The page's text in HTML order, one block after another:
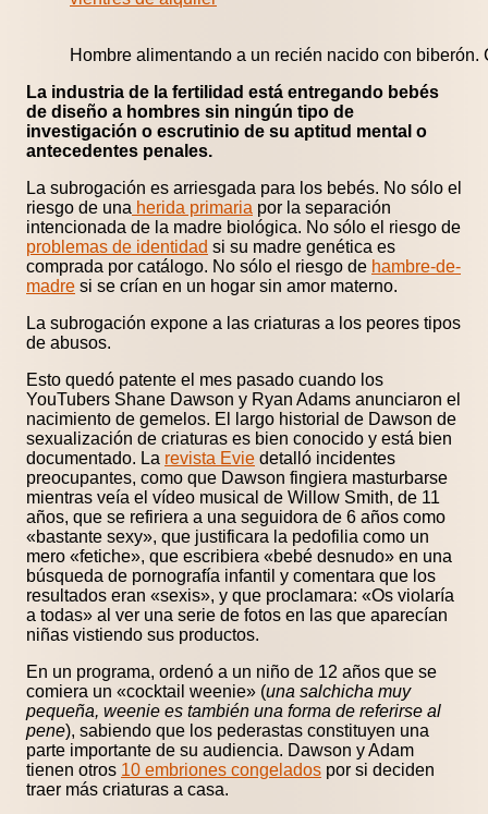
Hombre alimentando a un recién nacido con
La industria de la fertilidad está entregando bebés
de diseño a hombres sin ningún tipo de
investigación o escrutinio de su aptitud mental o
antecedentes penales.
La subrogación es arriesgada para los bebés. No sólo el
riesgo de una herida primaria por la separación
intencionada de la madre biológica. No sólo el riesgo de
problemas de identidad si su madre genética es
comprada por catálogo. No sólo el riesgo de hambre-de-
madre si se crían en un hogar sin amor materno.
La subrogación expone a las criaturas a los peores tipos
de abusos.
Esto quedó patente el mes pasado cuando los
YouTubers Shane Dawson y Ryan Adams anunciaron el
nacimiento de gemelos. El largo historial de Dawson de
sexualización de criaturas es bien conocido y está bien
documentado. La revista Evie detalló incidentes
preocupantes, como que Dawson fingiera masturbarse
mientras veía el vídeo musical de Willow Smith, de 11
años, que se refiriera a una seguidora de 6 años como
«bastante sexy», que justificara la pedofilia como un
mero «fetiche», que escribiera «bebé desnudo» en una
búsqueda de pornografía infantil y comentara que los
resultados eran «sexis», y que proclamara: «Os violaría
a todas» al ver una serie de fotos en las que aparecían
niñas vistiendo sus productos.
En un programa, ordenó a un niño de 12 años que se
comiera un «cocktail weenie» (una salchicha muy
pequeña, weenie es también una forma de referirse al
pene), sabiendo que los pederastas constituyen una
parte importante de su audiencia. Dawson y Adam
tienen otros 10 embriones congelados por si deciden
traer más criaturas a casa.